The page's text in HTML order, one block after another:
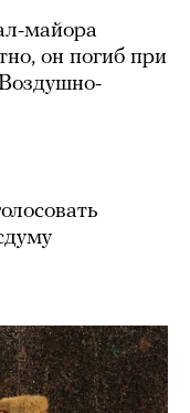
майора
он погиб при